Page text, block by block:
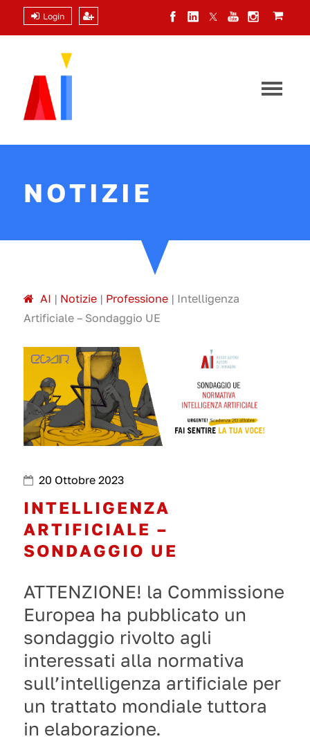
Login
NOTIZIE
AI | Notizie | Professione | Intelligenza
Artificiale – Sondaggio UE
20 Ottobre 2023
INTELLIGENZA
ARTIFICIALE –
SONDAGGIO UE
ATTENZIONE! la Commissione
Europea ha pubblicato un
sondaggio rivolto agli
interessati alla normativa
sull’intelligenza artificiale per
un trattato mondiale tuttora
in elaborazione.